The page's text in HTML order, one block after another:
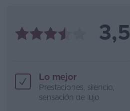
3,5
Lo mejor
Prestaciones, silencio,
sensación de lujo